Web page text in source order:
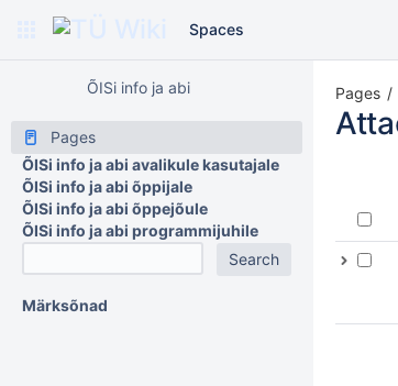
Spaces
ÕISi info ja abi
Pages
ÕISi info ja abi avalikule kasutajale
ÕISi info ja abi õppijale
ÕISi info ja abi õppejõule
ÕISi info ja abi programmijuhile
Märksõnad
Pages